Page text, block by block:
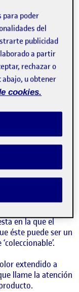
en la primera
basado
proponer
asociado a cada
sobre un
en la que el
éste puede ser un
extendido a
llame la atención
para poder
del
publicidad
a partir
rechazar o
abajo, u obtener
cookies.